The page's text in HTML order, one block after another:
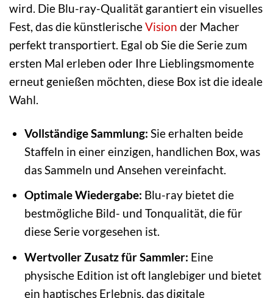
wird. Die Blu-ray-Qualität garantiert ein visuelles
Fest, das die künstlerischeVision der Macher
perfekt transportiert. Egal ob Sie die Serie zum
ersten Mal erleben oder Ihre Lieblingsmomente
erneut genießen möchten, diese Box ist die ideale
Wahl.
Vollständige Sammlung: Sie erhalten beide
Staffeln in einer einzigen, handlichen Box, was
das Sammeln und Ansehen vereinfacht.
Optimale Wiedergabe: Blu-ray bietet die
bestmögliche Bild- und Tonqualität, die für
diese Serie vorgesehen ist.
Wertvoller Zusatz für Sammler: Eine
physische Edition ist oft langlebiger und bietet
ein haptisches Erlebnis, das digitale